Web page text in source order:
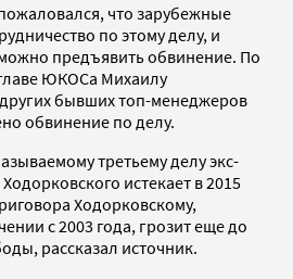
что зарубежные
по этому делу, и
предъявить обвинение. По
ЮКОСа Михаилу
бывших топ-менеджеров
обвинение по делу.
третьему делу экс-
истекает в 2015
Ходорковскому,
с 2003 года, грозит еще до
рассказал источник.